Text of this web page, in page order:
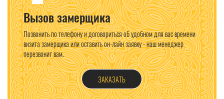
Вызов замерщика
Позвонить по телефону и договориться об удобном для вас времени
визита замерщика или оставить он-лайн заявку - наш менеджер
перезвонит вам.
ЗАКАЗАТЬ